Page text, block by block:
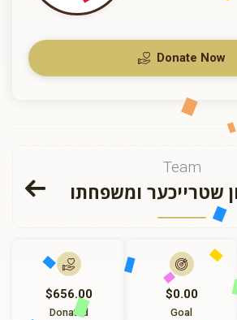
Donate Now
Team
שטרייכער ומשפחתו
$656.00
Donated
$0.00
Goal